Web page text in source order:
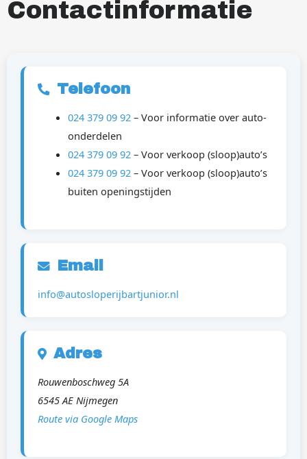
Contactinformatie
Telefoon
024 379 09 92– Voor informatie over auto-
onderdelen
024 379 09 92– Voor verkoop (sloop)auto’s
024 379 09 92– Voor verkoop (sloop)auto’s
buiten openingstijden
Email
info@autosloperijbartjunior.nl
Adres
Rouwenboschweg 5A
6545 AE Nijmegen
Route via Google Maps